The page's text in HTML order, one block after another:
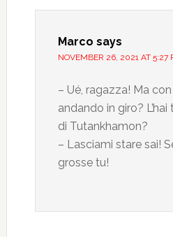
Marco says
NOVEMBER 26, 2021 AT 5:27
– Ué, ragazza! Ma
andando in giro?
di Tutankhamon?
– Lasciami stare sai!
grosse tu!